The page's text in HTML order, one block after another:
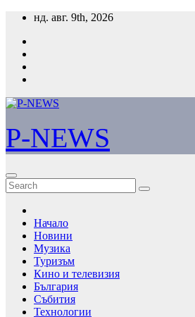
Skip
content
нд. авг. 9th, 2026
P-NEWS
Начало
Новини
Музика
Туризъм
Кино и телевизия
България
Събития
Технологии